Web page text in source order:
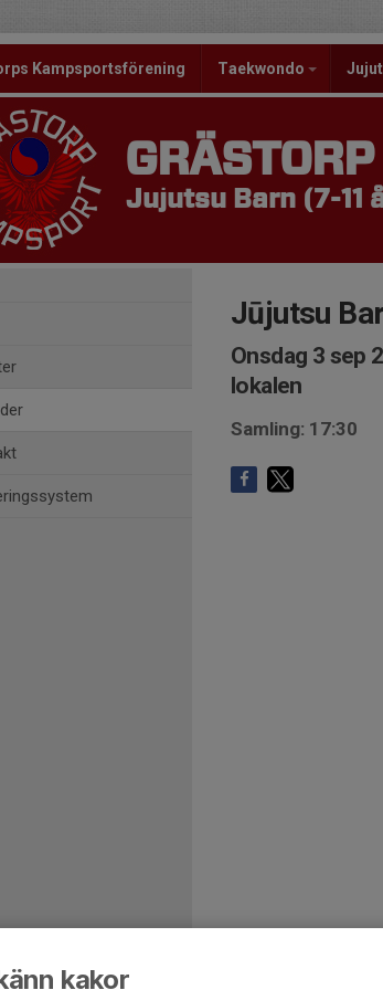
Kampsportsförening Taekwondo
Jujutsu Barn (7-11
Jūjutsu
Onsdag 3 sep
lokalen
Samling: 17:30
kakor